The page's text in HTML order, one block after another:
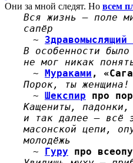
Они за мной следят. Но всем
Вся жизнь — поле
сапёр
~ Здравомыслящий
В особенности
не мог никак
~ Мураками ,
Порок, ты женщина!
~ Шекспир про
Кащениты,
и так далее — всё
масонской цепи,
молодёжь
~ Гуру про